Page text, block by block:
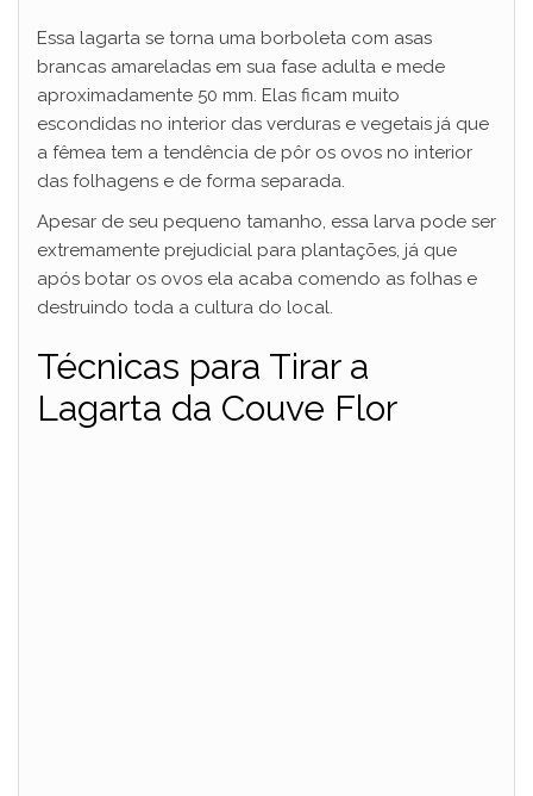
Essa lagarta se torna uma borboleta com asas
brancas amareladas em sua fase adulta e mede
aproximadamente 50 mm. Elas ficam muito
escondidas no interior das verduras e vegetais já que
a fêmea tem a tendência de pôr os ovos no interior
das folhagens e de forma separada.
Apesar de seu pequeno tamanho, essa larva pode ser
extremamente prejudicial para plantações, já que
após botar os ovos ela acaba comendo as folhas e
destruindo toda a cultura do local.
Técnicas para Tirar a
Lagarta da Couve Flor